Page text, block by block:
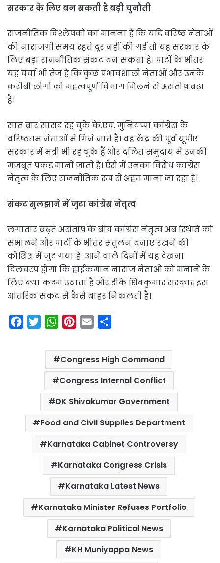
सरकार के लिए बन सकती है बड़ी चुनौती
राजनीतिक विश्लेषकों का मानना है कि यदि वरिष्ठ नेताओं
की नाराजगी समय रहते दूर नहीं की गई तो यह सरकार के
लिए बड़ा राजनीतिक संकट बन सकता है। पार्टी के भीतर
यह चर्चा भी तेज है कि कुछ प्रभावशाली नेताओं और उनके
करीबी लोगों को महत्वपूर्ण विभाग मिलने से असंतोष बढ़ा
है।
सात बार सांसद रह चुके के.एच. मुनियप्पा कांग्रेस के
वरिष्ठतम नेताओं में गिने जाते हैं। वह केंद्र की पूर्व यूपीए
सरकार में मंत्री भी रह चुके हैं और दलित समुदाय में उनकी
मजबूत पकड़ मानी जाती है। ऐसे में उनका विरोध कांग्रेस
नेतृत्व के लिए राजनीतिक रूप से अहम माना जा रहा है।
संकट सुलझाने में जुटा कांग्रेस नेतृत्व
लगातार बढ़ते असंतोष के बीच कांग्रेस नेतृत्व अब स्थिति को
संभालने और पार्टी के भीतर संतुलन बनाए रखने की
कोशिश में जुट गया है। आने वाले दिनों में यह देखना
दिलचस्प होगा कि हाईकमान नाराज नेताओं को मनाने के
लिए क्या कदम उठाता है और डीके शिवकुमार सरकार इस
आंतरिक संकट से कैसे बाहर निकलती है।
k
e
W
a
t
s
A
p
p
n
t
e
r
e
s
t
a
i
l
a
r
e
Congress High Command
Congress Internal Conflict
DK Shivakumar Government
Food and Civil Supplies Department
Karnataka Cabinet Controversy
Karnataka Congress Crisis
Karnataka Latest News
Karnataka Minister Refuses Portfolio
Karnataka Political News
KH Muniyappa News